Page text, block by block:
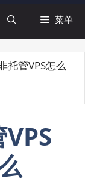
菜单
托管VPS怎么